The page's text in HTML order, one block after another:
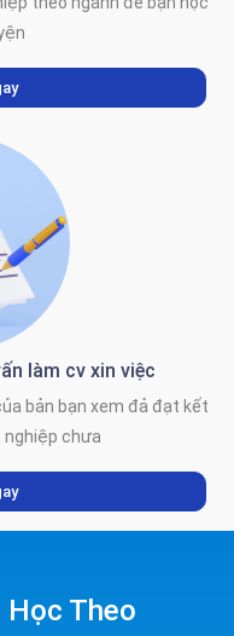
làm cv xin việc
bản bạn xem đả đạt kết
nghiệp chưa
Học Theo